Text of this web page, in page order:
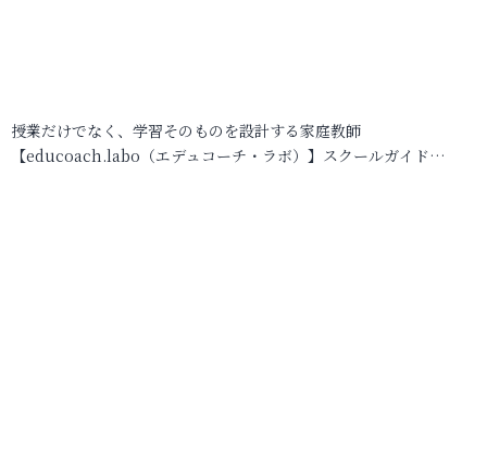
授業だけでなく、学習そのものを設計する家庭教師
【educoach.labo（エデュコーチ・ラボ）】スクールガイド…